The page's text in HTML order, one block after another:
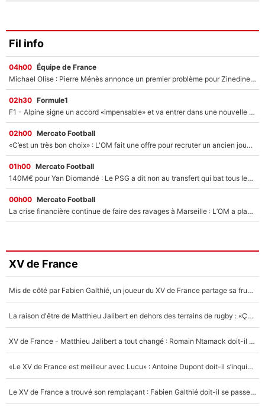
Fil info
04h00 Équipe de France
Michael Olise : Pierre Ménès annonce un premier problème pour Zinedine Zidane en équipe de France
02h30 Formule1
F1 - Alpine signe un accord «impensable» et va entrer dans une nouvelle dimension : Grande nouvelle pour Pierre Gasly !
02h00 Mercato Football
«C’est un très bon choix» : L'OM fait une offre pour recruter un ancien joueur du PSG... et c'est validé dans l'After Foot !
01h00 Mercato Football
140M€ pour Yan Diomandé : Le PSG a dit non au transfert qui bat tous les records sur le mercato
00h00 Mercato Football
La crise financière continue de faire des ravages à Marseille : L’OM a placé 12 joueurs sur le marché des transferts… et ça pourrait lui rapporter près de 100M€ !
XV de France
Mis de côté par Fabien Galthié, un joueur du XV de France partage sa frustration : «ils ne me l’ont pas dit tout de suite»
La raison d'être de Matthieu Jalibert en dehors des terrains de rugby : «Ça m'atteint autant que si tu touches à un membre de ma famille»
XV de France - Matthieu Jalibert a tout changé : Romain Ntamack doit-il s’inquiéter pour sa place à un an de la Coupe du monde ?
«Le XV de France est meilleur avec Lucu» : Antoine Dupont doit-il s’inquiéter pour sa place ?
Le XV de France a trouvé son remplaçant : Fabien Galthié doit-il se passer d'Antoine Dupont ?